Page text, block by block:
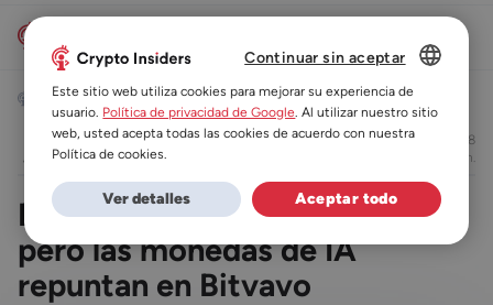
Noticias Noticias de Bitvavo
Virginia Fedele
24/03/2026 16:18
leer en 3 min.
El mercado cripto tambalea,
pero las monedas de IA
repuntan en Bitvavo
DUTCH
FR
Continuar sin aceptar
Este sitio web utiliza cookies para mejorar su experiencia de
usuario. Política de privacidad de Google. Al utilizar nuestro sitio
web, usted acepta todas las cookies de acuerdo con nuestra
Política de cookies.
Aceptar todo
Ver detalles